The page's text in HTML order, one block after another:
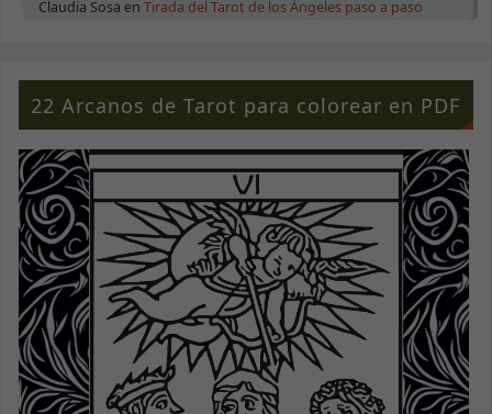
Claudia Sosa enTirada del Tarot de los Ángeles paso a paso
22 Arcanos de Tarot para colorear en PDF